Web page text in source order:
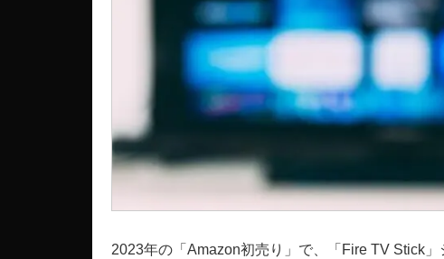
2023年の「Amazon初売り」で、「Fire TV Stick」